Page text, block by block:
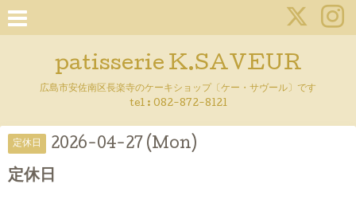
patisserie K.SAVEUR
広島市安佐南区長楽寺のケーキショップ〔ケー・サヴール〕です
tel : 082-872-8121
定休日 2026-04-27 (Mon)
定休日